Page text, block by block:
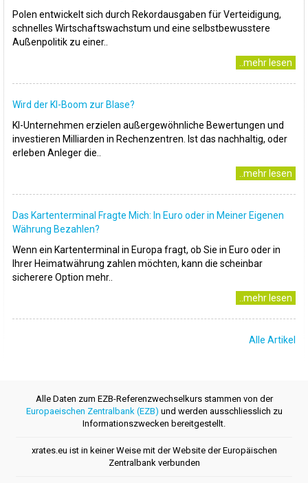
Polen entwickelt sich durch Rekordausgaben für Verteidigung,
schnelles Wirtschaftswachstum und eine selbstbewusstere
Außenpolitik zu einer..
..mehr lesen
Wird der KI-Boom zur Blase?
KI-Unternehmen erzielen außergewöhnliche Bewertungen und
investieren Milliarden in Rechenzentren. Ist das nachhaltig, oder
erleben Anleger die..
..mehr lesen
Das Kartenterminal Fragte Mich: In Euro oder in Meiner Eigenen
Währung Bezahlen?
Wenn ein Kartenterminal in Europa fragt, ob Sie in Euro oder in
Ihrer Heimatwährung zahlen möchten, kann die scheinbar
sicherere Option mehr..
..mehr lesen
Alle Artikel
Alle Daten zum EZB-Referenzwechselkurs stammen von der
Europaeischen Zentralbank (EZB) und werden ausschliesslich zu
Informationszwecken bereitgestellt.
xrates.eu ist in keiner Weise mit der Website der Europäischen
Zentralbank verbunden